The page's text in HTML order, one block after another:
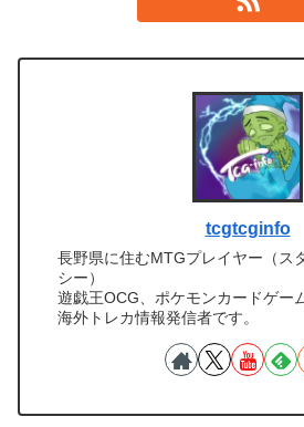
tcgtcginfo
長野県に住むMTGプレイヤー（ス
シー）
遊戯王OCG、ポケモンカードゲー
海外トレカ情報発信者です。